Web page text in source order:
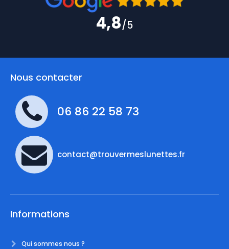
4,8/5
Nous contacter
06 86 22 58 73
contact@trouvermeslunettes.fr
Informations
Qui sommes nous ?